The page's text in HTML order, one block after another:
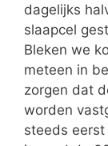
dagelijks
slaapcel
Bleken we
meteen in
zorgen dat
worden
steeds